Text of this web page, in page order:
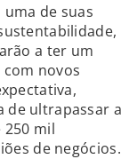
de suas
a ter um
novos
de ultrapassar a
mil
de negócios.